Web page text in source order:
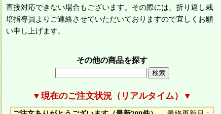
直接対応できない場合もございます。その際には、折り返し栽
培指導員よりご連絡させていただいておりますので宜しくお願
い申し上げます。
その他の商品を探す
▼現在のご注文状況（リアルタイム）▼